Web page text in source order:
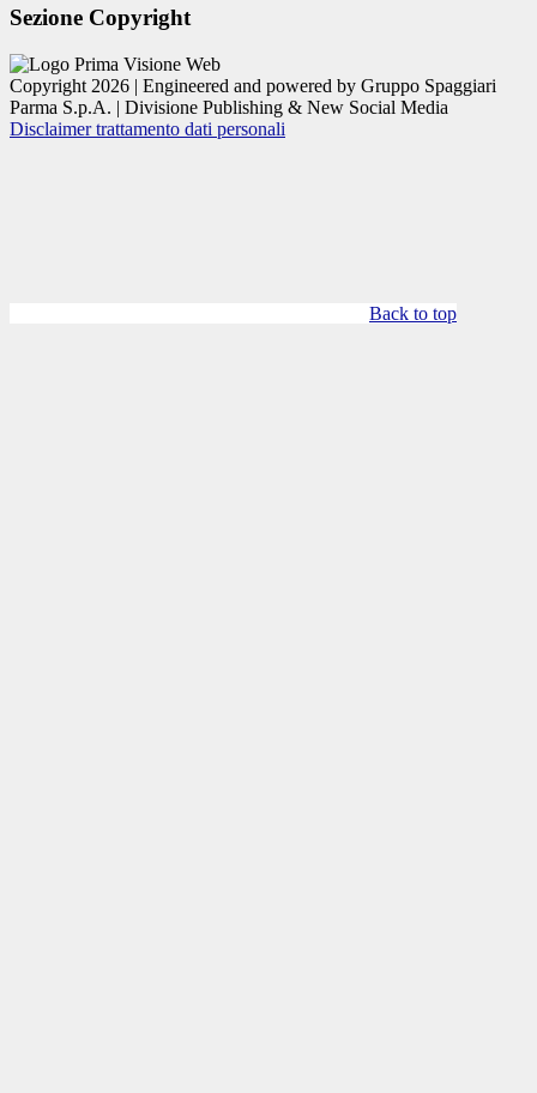
Sezione Copyright
Copyright 2026 | Engineered and powered by Gruppo Spaggiari
Parma S.p.A. | Divisione Publishing & New Social Media
Disclaimer trattamento dati personali
Back to top